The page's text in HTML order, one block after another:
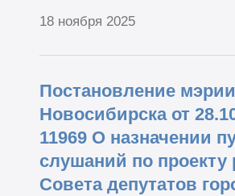
18 ноября 2025
Постановление
Новосибирска от
11969 О назначении
слушаний по проекту
Совета депутатов